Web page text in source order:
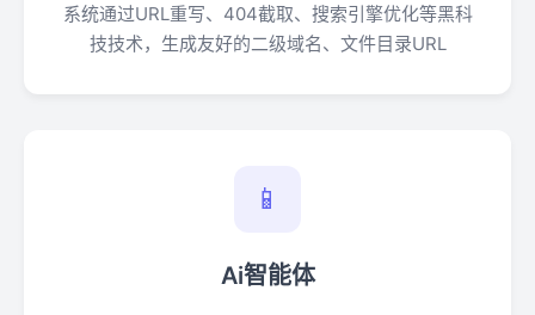
系统通过URL重写、404截取、搜索引擎优化等黑科
技技术，生成友好的二级域名、文件目录URL
📱
Ai智能体